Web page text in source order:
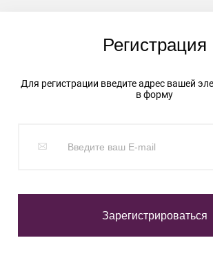
Регистрация
Для регистрации введите адрес вашей
в форму